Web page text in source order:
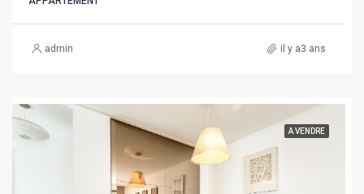
admin il y a3 ans
A VENDRE